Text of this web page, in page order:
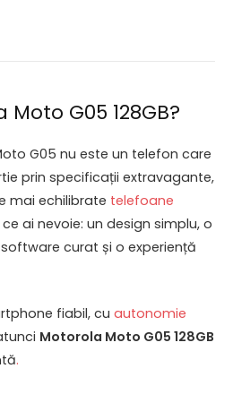
G05 128GB?
G05 nu este un telefon care
prin specificații extravagante,
mai echilibrate telefoane
ai nevoie: un design simplu, o
curat și o experiență
fiabil, cu autonomie
Motorola Moto G05 128GB
.